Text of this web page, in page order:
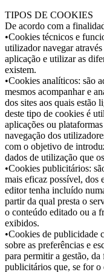
TIPOS DE COOKIES
De acordo com a
•Cookies técnicos e
utilizador navegar
aplicação e utilizar as
existem.
•Cookies analíticos: são
mesmos acompanhar e
dos sites aos quais estão
deste tipo de cookies é
aplicações ou
navegação dos
com o objetivo de
dados de utilização que
•Cookies publicitários:
mais eficaz possível, dos
editor tenha incluído
partir da qual presta o
o conteúdo editado ou a
exibidos.
•Cookies de publicidade
sobre as preferências e
para permitir a gestão,
publicitários que, se for o